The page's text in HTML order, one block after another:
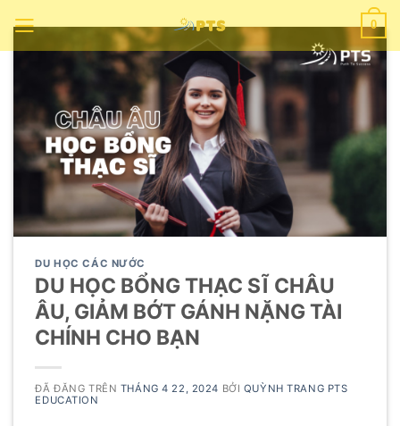
đến
0
DU HỌC CÁC NƯỚC
DU HỌC BỔNG THẠC SĨ CHÂU
ÂU, GIẢM BỚT GÁNH NẶNG TÀI
CHÍNH CHO BẠN
ĐÃ ĐĂNG TRÊN THÁNG 4 22, 2024 BỞI QUỲNH TRANG PTS
EDUCATION